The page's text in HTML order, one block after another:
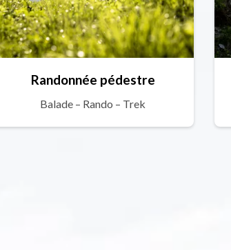
Randonnée pédestre
Balade – Rando – Trek